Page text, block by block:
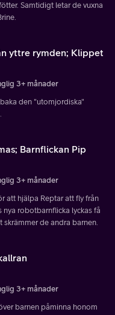
Samtidigt letar de vuxna
yttre rymden; Klippet
3+ månader
den "utomjordiska"
Barnflickan Pip
3+ månader
att hjälpa Reptar att fly från
robotbarnflicka lyckas få
skrämmer de andra barnen.
3+ månader
barnen påminna honom